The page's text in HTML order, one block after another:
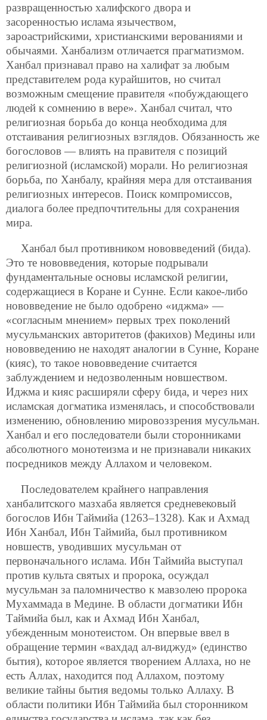
развращенностью халифского двора и
засоренностью ислама язычеством,
зароастрийскими, христианскими верованиями и
обычаями. Ханбализм отличается прагматизмом.
Ханбал признавал право на халифат за любым
представителем рода курайшитов, но считал
возможным смещение правителя «побуждающего
людей к сомнению в вере». Ханбал считал, что
религиозная борьба до конца необходима для
отстаивания религиозных взглядов. Обязанность же
богословов — влиять на правителя с позиций
религиозной (исламской) морали. Но религиозная
борьба, по Ханбалу, крайняя мера для отстаивания
религиозных интересов. Поиск компромиссов,
диалога более предпочтительны для сохранения
мира.
Ханбал был противником нововведений (бида).
Это те нововведения, которые подрывали
фундаментальные основы исламской религии,
содержащиеся в Коране и Сунне. Если какое-либо
нововведение не было одобрено «иджма» —
«согласным мнением» первых трех поколений
мусульманских авторитетов (факихов) Медины или
нововведению не находят аналогии в Сунне, Коране
(кияс), то такое нововведение считается
заблуждением и недозволенным новшеством.
Иджма и кияс расширяли сферу бида, и через них
исламская догматика изменялась, и способствовали
изменению, обновлению мировоззрения мусульман.
Ханбал и его последователи были сторонниками
абсолютного монотеизма и не признавали никаких
посредников между Аллахом и человеком.
Последователем крайнего направления
ханбалитского мазхаба является средневековый
богослов Ибн Таймийа (1263–1328). Как и Ахмад
Ибн Ханбал, Ибн Таймийа, был противником
новшеств, уводивших мусульман от
первоначального ислама. Ибн Таймийа выступал
против культа святых и пророка, осуждал
мусульман за паломничество к мавзолею пророка
Мухаммада в Медине. В области догматики Ибн
Таймийа был, как и Ахмад Ибн Ханбал,
убежденным монотеистом. Он впервые ввел в
обращение термин «вахдад ал-виджуд» (единство
бытия), которое является творением Аллаха, но не
есть Аллах, находится под Аллахом, поэтому
великие тайны бытия ведомы только Аллаху. В
области политики Ибн Таймийа был сторонником